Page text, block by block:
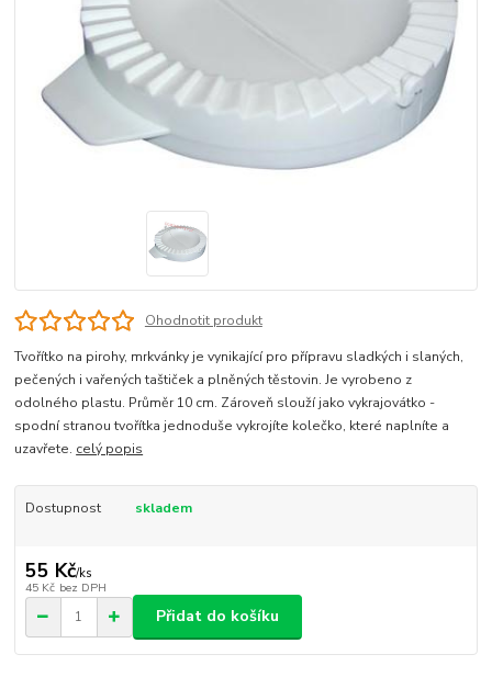
Ohodnotit produkt
Tvořítko na pirohy, mrkvánky je vynikající pro přípravu sladkých i slaných,
pečených i vařených taštiček a plněných těstovin. Je vyrobeno z
odolného plastu. Průměr 10 cm. Zároveň slouží jako vykrajovátko -
spodní stranou tvořítka jednoduše vykrojíte kolečko, které naplníte a
uzavřete. celý popis
Dostupnost skladem
55 Kč/ks
45 Kč bez DPH
Přidat do košíku